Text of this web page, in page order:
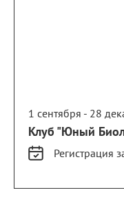
1 сентября - 28
Клуб "Юный
Регистрация